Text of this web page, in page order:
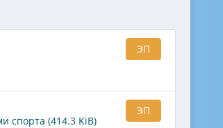
ЭП
спорта (414.3 KiB)
ЭП